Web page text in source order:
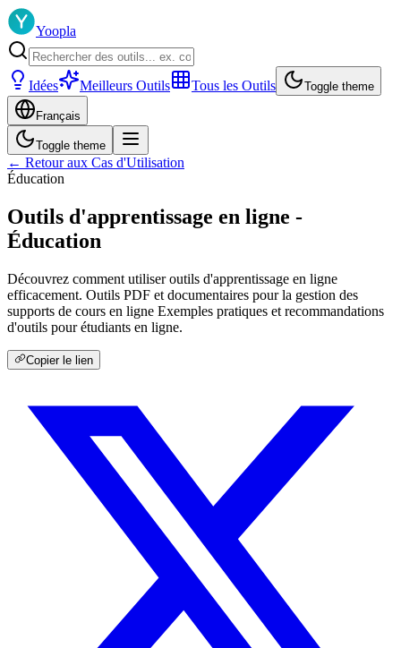
Yoopla
Idées Meilleurs Outils Tous les Outils Toggle theme
Français
Toggle theme
← Retour aux Cas d'Utilisation
Éducation
Outils d'apprentissage en ligne -
Éducation
Découvrez comment utiliser outils d'apprentissage en ligne
efficacement. Outils PDF et documentaires pour la gestion des
supports de cours en ligne Exemples pratiques et recommandations
d'outils pour étudiants en ligne.
Copier le lien